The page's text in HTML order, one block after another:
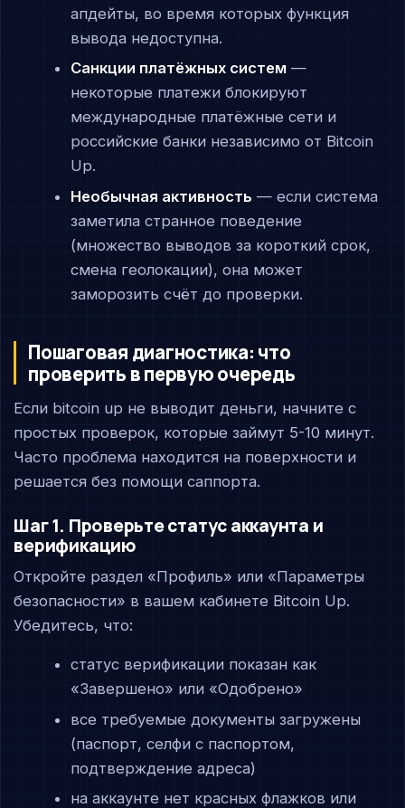
апдейты, во время которых функция
вывода недоступна.
Санкции платёжных систем—
некоторые платежи блокируют
международные платёжные сети и
российские банки независимо от Bitcoin
Up.
Необычная активность — если система
заметила странное поведение
(множество выводов за короткий срок,
смена геолокации), она может
заморозить счёт до проверки.
Пошаговая диагностика: что
проверить в первую очередь
Если bitcoin up не выводит деньги, начните с
простых проверок, которые займут 5-10 минут.
Часто проблема находится на поверхности и
решается без помощи саппорта.
Шаг 1. Проверьте статус аккаунта и
верификацию
Откройте раздел «Профиль» или «Параметры
безопасности» в вашем кабинете Bitcoin Up.
Убедитесь, что:
статус верификации показан как
«Завершено» или «Одобрено»
все требуемые документы загружены
(паспорт, селфи с паспортом,
подтверждение адреса)
на аккаунте нет красных флажков или